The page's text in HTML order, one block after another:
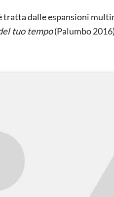
tratta dalle espansioni
tuo tempo(Palumbo